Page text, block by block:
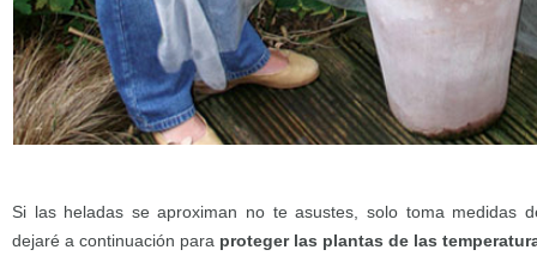
Si las heladas se aproximan no te asustes, solo toma medidas
dejaré a continuación para proteger las plantas de las